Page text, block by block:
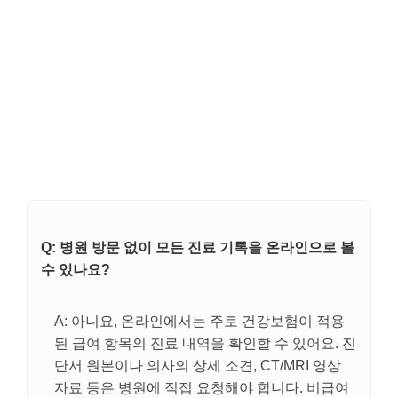
Q: 병원 방문 없이 모든 진료 기록을 온라인으로 볼
수 있나요?
A: 아니요, 온라인에서는 주로 건강보험이 적용
된 급여 항목의 진료 내역을 확인할 수 있어요. 진
단서 원본이나 의사의 상세 소견, CT/MRI 영상
자료 등은 병원에 직접 요청해야 합니다. 비급여